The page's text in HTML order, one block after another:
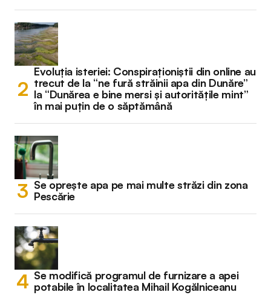
Evoluția isteriei: Conspiraționiștii din online au
trecut de la “ne fură străinii apa din Dunăre”
la “Dunărea e bine mersi și autoritățile mint”
în mai puțin de o săptămână
Se oprește apa pe mai multe străzi din zona
Pescărie
Se modifică programul de furnizare a apei
potabile în localitatea Mihail Kogălniceanu